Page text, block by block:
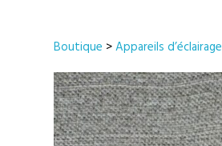
Boutique >Appareils d’éclairage